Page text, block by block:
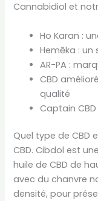
Cannabidiol et
Ho Karan :
Hemēka :
AR-PA :
CBD
qualité
Captain
Quel type de CBD
CBD. Cibdol est
huile de CBD de
avec du chanvre
densité, pour